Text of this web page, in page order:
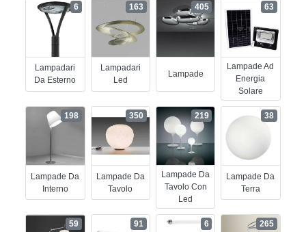
Lampadari
Da Esterno
6
Lampadari
Led
163
Lampade
405
Lampade Ad
Energia
Solare
63
Lampade Da
Interno
198
Lampade Da
Tavolo
350
Lampade Da
Tavolo Con
Led
219
Lampade Da
Terra
38
59 91 6 265